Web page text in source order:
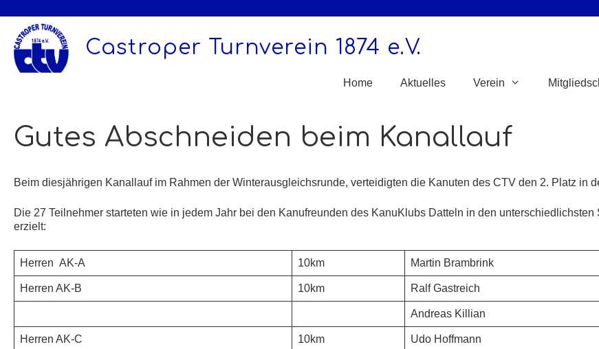
Inhalt
springen
Castroper Turnverein 1874 e.V.
Home Aktuelles Verein
Gutes Abschneiden beim Kanallauf
Beim diesjährigen Kanallauf im Rahmen der Winterausgleichsrunde, verteidigten die Kanuten des CTV den 2. Platz in
Die 27 Teilnehmer starteten wie in jedem Jahr bei den Kanufreunden des KanuKlubs Datteln in den
erzielt:
Herren AK-A 10km Martin Brambrink
Herren AK-B 10km Ralf Gastreich
Andreas Killian
Herren AK-C 10km Udo Hoffmann